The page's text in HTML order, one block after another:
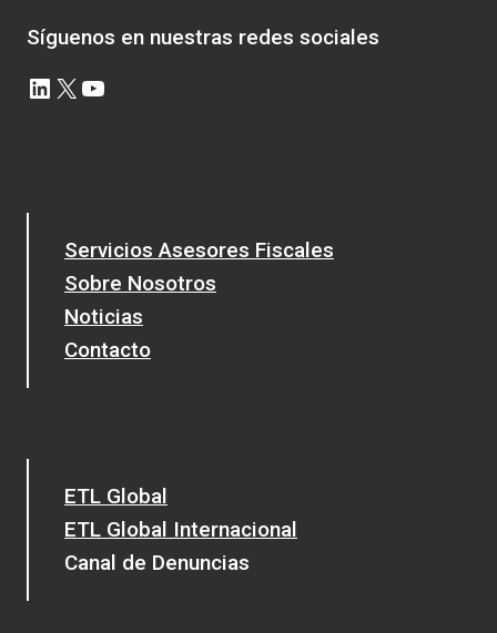
Síguenos en nuestras redes sociales
LinkedIn
X YouTube
Servicios Asesores Fiscales
Sobre Nosotros
Noticias
Contacto
ETL Global
ETL Global Internacional
Canal de Denuncias